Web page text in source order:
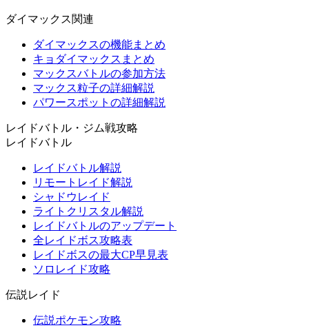
ダイマックス関連
ダイマックスの機能まとめ
キョダイマックスまとめ
マックスバトルの参加方法
マックス粒子の詳細解説
パワースポットの詳細解説
レイドバトル・ジム戦攻略
レイドバトル
レイドバトル解説
リモートレイド解説
シャドウレイド
ライトクリスタル解説
レイドバトルのアップデート
全レイドボス攻略表
レイドボスの最大CP早見表
ソロレイド攻略
伝説レイド
伝説ポケモン攻略